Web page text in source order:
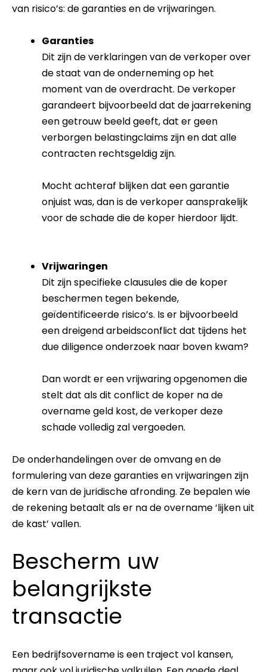
van risico’s: de garanties en de vrijwaringen.
Garanties
Dit zijn de verklaringen van de verkoper over
de staat van de onderneming op het
moment van de overdracht. De verkoper
garandeert bijvoorbeeld dat de jaarrekening
een getrouw beeld geeft, dat er geen
verborgen belastingclaims zijn en dat alle
contracten rechtsgeldig zijn.
Mocht achteraf blijken dat een garantie
onjuist was, dan is de verkoper aansprakelijk
voor de schade die de koper hierdoor lijdt.
Vrijwaringen
Dit zijn specifieke clausules die de koper
beschermen tegen bekende,
geïdentificeerde risico’s. Is er bijvoorbeeld
een dreigend arbeidsconflict dat tijdens het
due diligence onderzoek naar boven kwam?
Dan wordt er een vrijwaring opgenomen die
stelt dat als dit conflict de koper na de
overname geld kost, de verkoper deze
schade volledig zal vergoeden.
De onderhandelingen over de omvang en de
formulering van deze garanties en vrijwaringen zijn
de kern van de juridische afronding. Ze bepalen wie
de rekening betaalt als er na de overname ‘lijken uit
de kast’ vallen.
Bescherm uw
belangrijkste
transactie
Een bedrijfsovername is een traject vol kansen,